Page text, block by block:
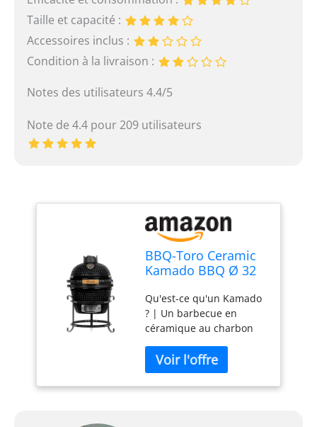
Taille et capacité :
Accessoires inclus :
Condition à la livraison :
Notes des utilisateurs 4.4/5
Note de 4.4 pour 209 utilisateurs
BBQ-Toro Ceramic
Kamado BBQ Ø 32
thermomètre,
poignée en bois
Qu'est-ce qu'un Kamado
? | Un barbecue en
céramique au charbon
avec lequel vous pouvez
obtenir une excellente
conservation de la